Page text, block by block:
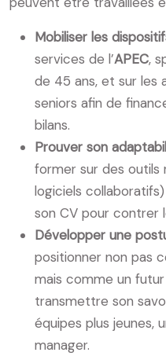
Mobiliser les
services de l’APEC,
de 45 ans, et sur les
seniors afin de
bilans.
Prouver son
former sur des outils
logiciels
son CV pour contrer
Développer une
positionner non pas
mais comme un
transmettre son
équipes plus jeunes,
manager.